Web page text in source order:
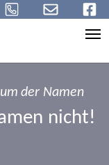
der Namen
nicht!